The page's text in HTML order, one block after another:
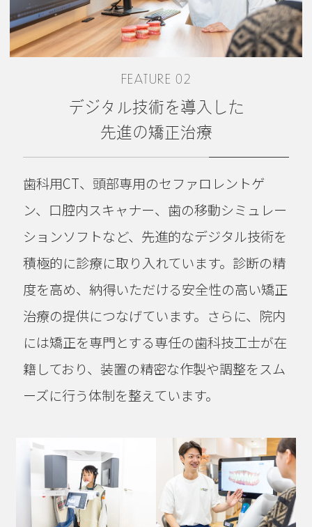
FEATURE 02
デジタル技術を導入した
先進の矯正治療
歯科用CT、頭部専用のセファロレントゲ
ン、口腔内スキャナー、歯の移動シミュレー
ションソフトなど、先進的なデジタル技術を
積極的に診療に取り入れています。診断の精
度を高め、納得いただける安全性の高い矯正
治療の提供につなげています。さらに、院内
には矯正を専門とする専任の歯科技工士が在
籍しており、装置の精密な作製や調整をスム
ーズに行う体制を整えています。